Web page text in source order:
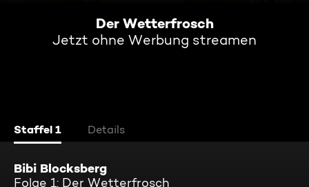
Der Wetterfrosch
Jetzt ohne Werbung streamen
Staffel 1 Details
Bibi Blocksberg
Folge 1: Der Wetterfrosch